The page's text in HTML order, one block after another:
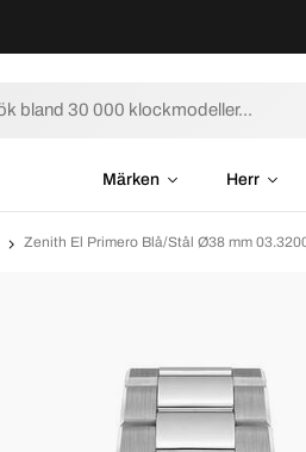
Märken Herr
Zenith El Primero Blå/Stål Ø38 mm